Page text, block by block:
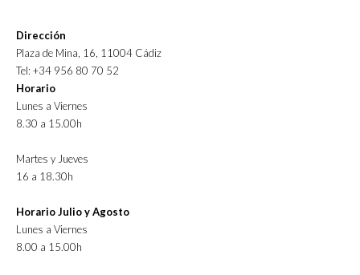
Dirección
Plaza de Mina, 16, 11004 Cádiz
Tel: +34 956 80 70 52
Horario
Lunes a Viernes
8.30 a 15.00h
Martes y Jueves
16 a 18.30h
Horario Julio y Agosto
Lunes a Viernes
8.00 a 15.00h